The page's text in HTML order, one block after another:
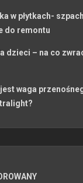
w płytkach-
do remontu
dzieci – na co
waga